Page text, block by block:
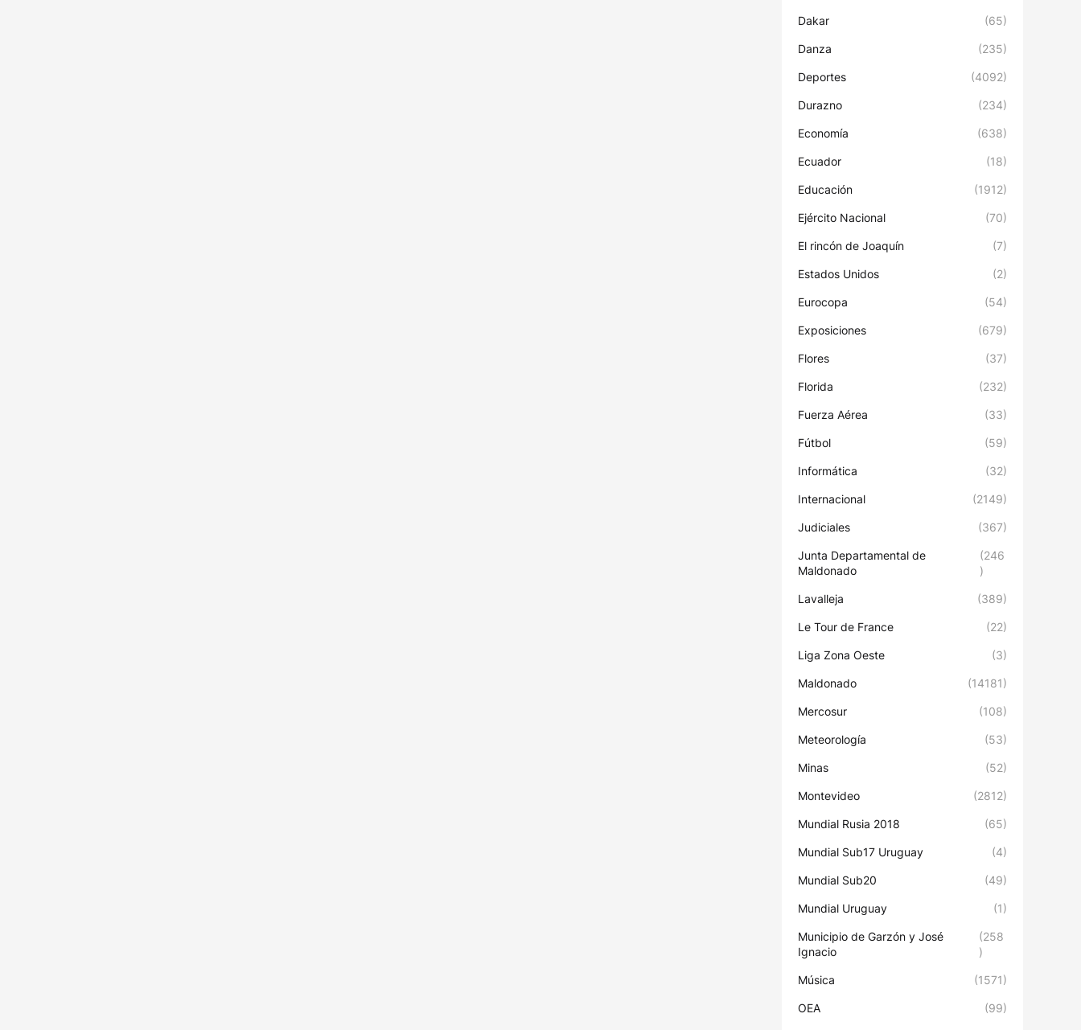
Dakar (65)
Danza (235)
Deportes (4092)
Durazno (234)
Economía (638)
Ecuador (18)
Educación (1912)
Ejército Nacional (70)
El rincón de Joaquín (7)
Estados Unidos (2)
Eurocopa (54)
Exposiciones (679)
Flores (37)
Florida (232)
Fuerza Aérea (33)
Fútbol (59)
Informática (32)
Internacional (2149)
Judiciales (367)
Junta Departamental de
Maldonado
(246
)
Lavalleja (389)
Le Tour de France (22)
Liga Zona Oeste (3)
Maldonado (14181)
Mercosur (108)
Meteorología (53)
Minas (52)
Montevideo (2812)
Mundial Rusia 2018 (65)
Mundial Sub17 Uruguay (4)
Mundial Sub20 (49)
Mundial Uruguay (1)
Municipio de Garzón y José
Ignacio
(258
)
Música (1571)
OEA (99)